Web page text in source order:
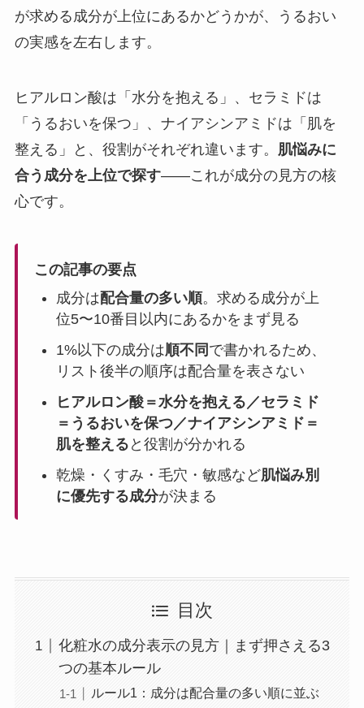
が求める成分が上位にあるかどうかが、うるおい
の実感を左右します。
ヒアルロン酸は「水分を抱える」、セラミドは
「うるおいを保つ」、ナイアシンアミドは「肌を
整える」と、役割がそれぞれ違います。
肌悩みに
合う成分を上位で探す——これが成分の見方の核
心です。
この記事の要点
成分は配合量の多い順。求める成分が上
位5〜10番目以内にあるかをまず見る
1%以下の成分は順不同 で書かれるため、
リスト後半の順序は配合量を表さない
ヒアルロン酸＝水分を抱える／セラミド
＝うるおいを保つ／ナイアシンアミド＝
肌を整える と役割が分かれる
乾燥・くすみ・毛穴・敏感など肌悩み別
に優先する成分が決まる
目次
化粧水の成分表示の見方｜まず押さえる3
つの基本ルール
ルール1：成分は配合量の多い順に並ぶ